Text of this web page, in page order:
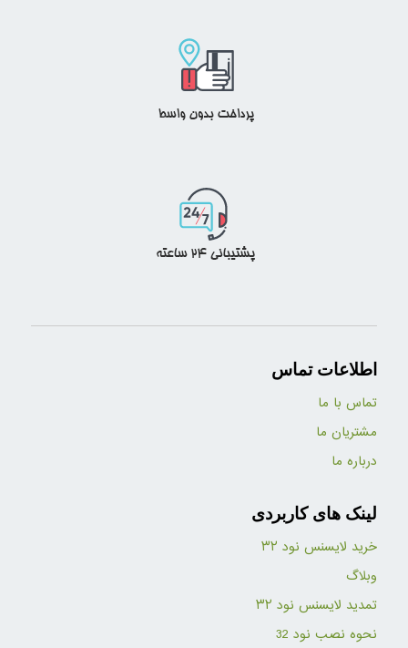
اطلاعات تماس
تماس با ما
مشتریان ما
درباره ما
لینک های کاربردی
خرید لایسنس نود ۳۲
وبلاگ
تمدید لایسنس نود ۳۲
نحوه نصب نود 32